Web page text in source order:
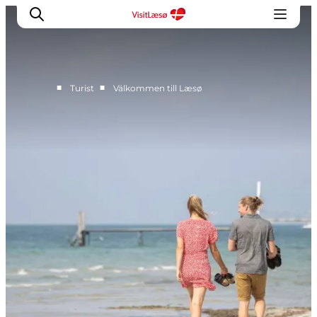
Praktisk info
Åbningstider
■ Turist ■ Välkommen till Læsø